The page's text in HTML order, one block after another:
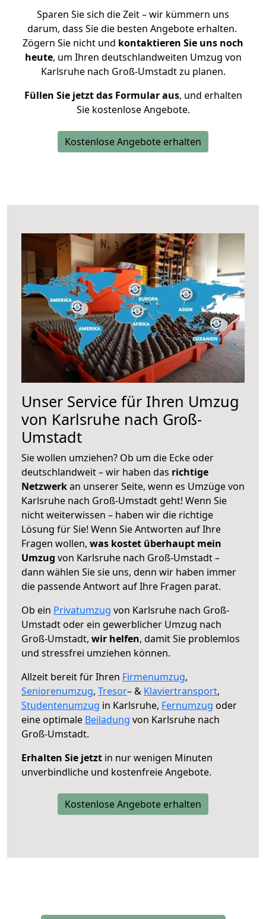
Sparen Sie sich die Zeit – wir kümmern uns
darum, dass Sie die besten Angebote erhalten.
Zögern Sie nicht und kontaktieren Sie uns noch
heute, um Ihren deutschlandweiten Umzug von
Karlsruhe nach Groß-Umstadt zu planen.
Füllen Sie jetzt das Formular aus, und erhalten
Sie kostenlose Angebote.
Kostenlose Angebote erhalten
Unser Service für Ihren Umzug
von Karlsruhe nach Groß-
Umstadt
Sie wollen umziehen? Ob um die Ecke oder
deutschlandweit – wir haben das richtige
Netzwerkan unserer Seite, wenn es Umzüge von
Karlsruhe nach Groß-Umstadt geht! Wenn Sie
nicht weiterwissen – haben wir die richtige
Lösung für Sie! Wenn Sie Antworten auf Ihre
Fragen wollen, was kostet überhaupt mein
Umzug von Karlsruhe nach Groß-Umstadt –
dann wählen Sie sie uns, denn wir haben immer
die passende Antwort auf Ihre Fragen parat.
Ob ein Privatumzug von Karlsruhe nach Groß-
Umstadt oder ein gewerblicher Umzug nach
Groß-Umstadt, wir helfen, damit Sie problemlos
und stressfrei umziehen können.
Allzeit bereit für Ihren Firmenumzug,
Seniorenumzug, Tresor– & Klaviertransport,
Studentenumzug in Karlsruhe, Fernumzug oder
eine optimale Beiladung von Karlsruhe nach
Groß-Umstadt.
Erhalten Sie jetzt in nur wenigen Minuten
unverbindliche und kostenfreie Angebote.
Kostenlose Angebote erhalten